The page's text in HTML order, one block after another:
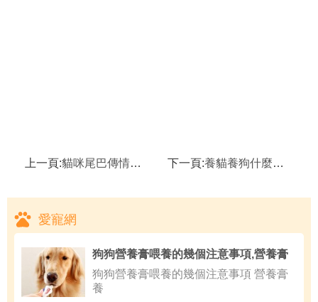
上一頁:貓咪尾巴傳情達意 下一頁:養貓養狗什麼該做什麼不該做
愛寵網
狗狗營養膏喂養的幾個注意事項,營養膏
狗狗營養膏喂養的幾個注意事項 營養膏
養